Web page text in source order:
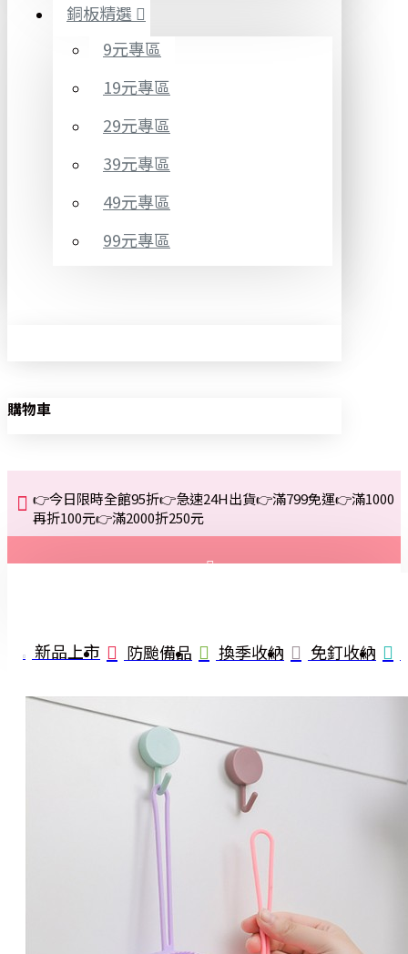
銅板精選
9元專區
19元專區
29元專區
39元專區
49元專區
99元專區
購物車
👉今日限時全館95折👉急速24H出貨👉滿799免運👉滿1000
再折100元👉滿2000折250元
註冊
詢問
新品上市 防颱備品 換季收納 免釘收納